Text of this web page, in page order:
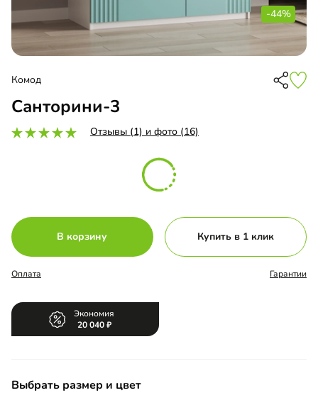
-44%
Комод
Санторини-3
Отзывы (1) и фото (16)
В корзину Купить в 1 клик
Оплата Гарантии
Экономия
20 040
Выбрать размер и цвет